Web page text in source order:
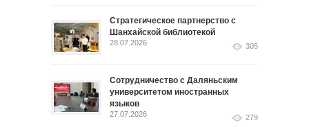
Стратегическое партнерство с
Шанхайской библиотекой
28.07.2026 305
Сотрудничество с Даляньским
университетом иностранных
языков
27.07.2026 279